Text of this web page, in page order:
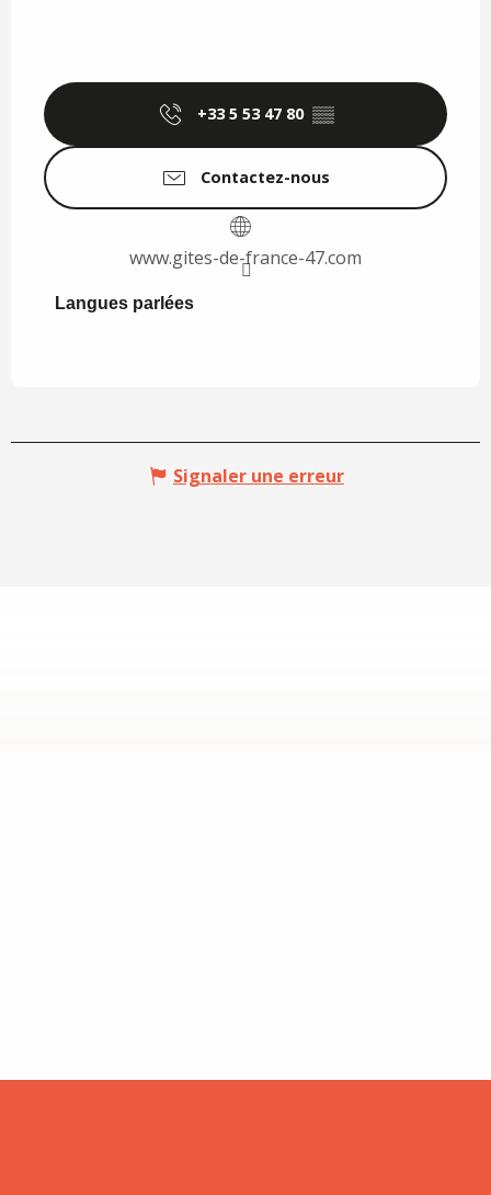
+33 5 53 47 80 ▒▒
Contactez-nous
www.gites-de-france-47.com
Langues parlées
Langues parlées
Signaler une erreur